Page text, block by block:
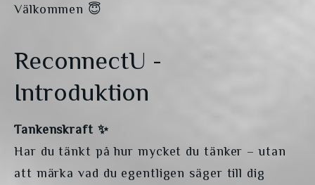
Välkommen 😇
ReconnectU -
Introduktion
Tankenskraft ✨
Har du tänkt på hur mycket du tänker – utan
att märka vad du egentligen säger till dig